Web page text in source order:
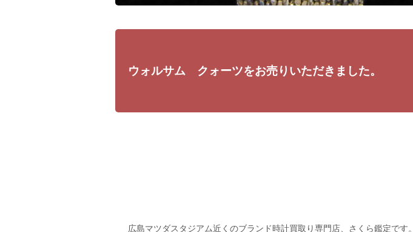
ウォルサム クォーツをお売りいただきました。
広島マツダスタジアム近くのブランド時計買取り専門店、さくら鑑定です。